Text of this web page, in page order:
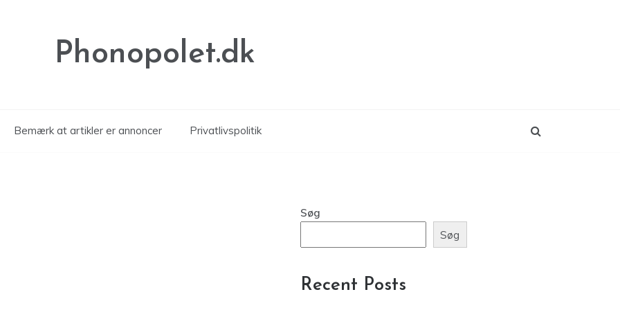
Phonopolet.dk
Bemærk at artikler er annoncer Privatlivspolitik
Søg
Søg
Recent Posts